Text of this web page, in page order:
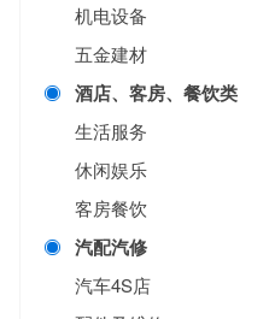
机电设备
五金建材
酒店、客房、餐饮类
生活服务
休闲娱乐
客房餐饮
汽配汽修
汽车4S店